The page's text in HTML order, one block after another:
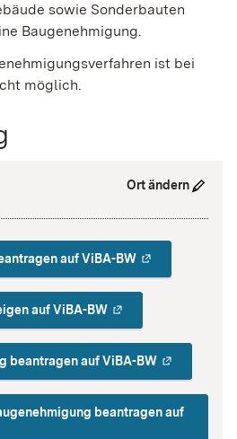
sowie Sonderbauten
Baugenehmigung.
ist bei
möglich.
Ort ändern
auf ViBA-BW
auf ViBA-BW
beantragen auf ViBA-BW
beantragen auf